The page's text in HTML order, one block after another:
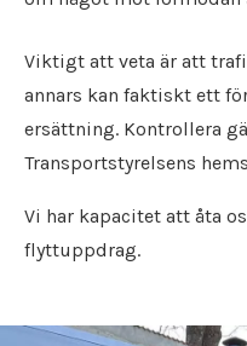
Flyttfirma Lidköping
Flyttfirma Lindesberg
Flyttfirma Linköping
Flyttfirma Mariestad
Flyttfirma Motala
Flyttfirma Nora
Flyttfirma Norrköping
Städfirma Lidköping
Städfirma Linköping
Städfirma
Städfirma Mariestad
Städfirma Motala
Städfirma Nora
Städfirma Norberg
Städfirma Oxelösund
Viktigt att veta är att
annars kan faktiskt ett
ersättning. Kontrollera
Transportstyrelsens
Vi har kapacitet att åta
flyttuppdrag.